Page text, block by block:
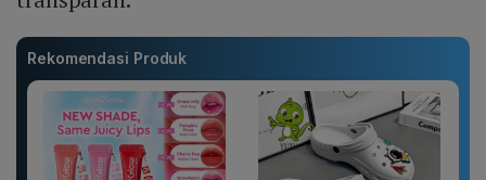
Rekomendasi Produk